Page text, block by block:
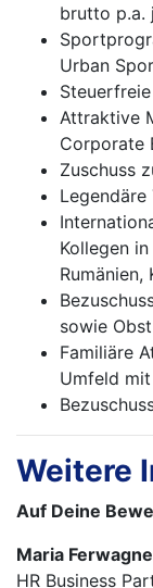
brutto p.a.
Urban
Attraktive
Corporate
Zuschuss
Legendäre
Kollegen
Rumänien,
sowie
Familiäre
Umfeld
Weitere
Auf Deine
Maria
HR Business